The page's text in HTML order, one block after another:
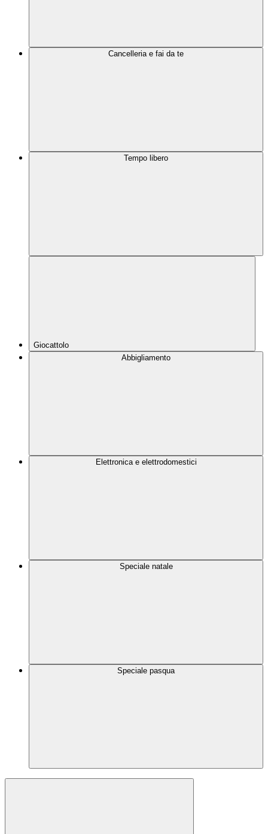
Cancelleria e fai da te
Tempo libero
Giocattolo
Abbigliamento
Elettronica e elettrodomestici
Speciale natale
Speciale pasqua